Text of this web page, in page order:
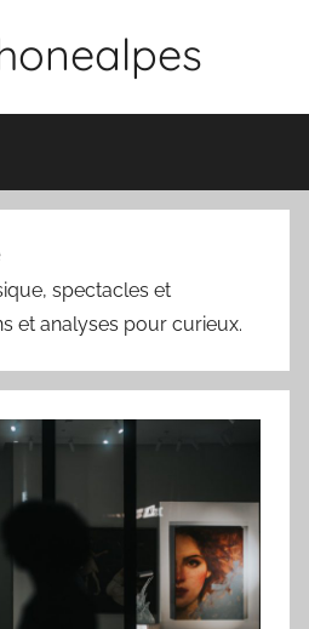
spectacles et
et analyses pour curieux.